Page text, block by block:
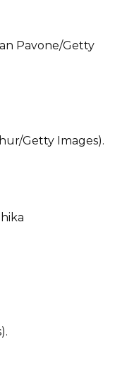
Pavone/Getty
Getty Images).